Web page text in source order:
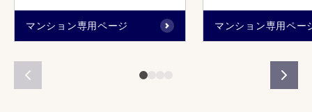
マンション専用ページ マンション専用ペー